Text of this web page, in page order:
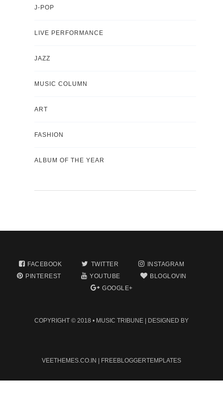
J-POP
LIVE PERFORMANCE
JAZZ
MUSIC COLUMN
ART
FASHION
ALBUM OF THE YEAR
FACEBOOK TWITTER
INSTAGRAM
PINTEREST
YOUTUBE
BLOGLOVIN
GOOGLE+
COPYRIGHT © 2018 • MUSIC TRIBUNE | DESIGNED BY
VEETHEMES.CO.IN | FREEBLOGGERTEMPLATES